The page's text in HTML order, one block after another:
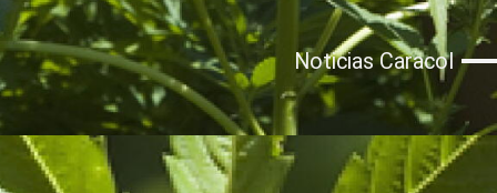
Noticias Caracol